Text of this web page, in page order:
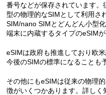
番号などが保存されています
型の物理的なSIMとして利用さ
SIM/nano SIMとどんどん小型
端末に内蔵するタイプのeSIMが
eSIMは政府も推進しており欧
今後のSIMの標準になることも
その他にもeSIMは従来の物理
徴がいくつかあります。詳しく